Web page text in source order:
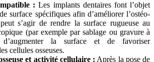
: Les implants dentaires font l’objet
surface spécifiques afin d’améliorer l’ostéo-
s’agir de rendre la surface rugueuse au
(par exemple par sablage ou gravure à
la surface et de favoriser
cellules osseuses.
et activité cellulaire : Après la pose de